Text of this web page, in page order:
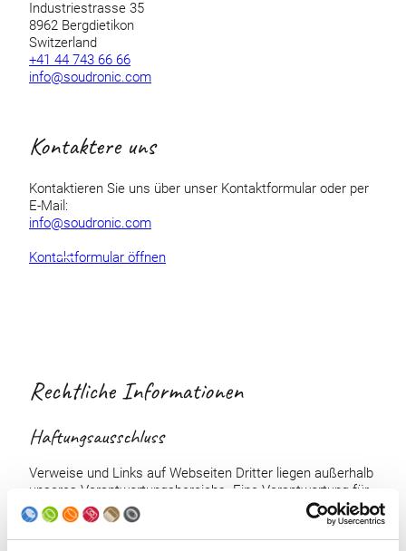
Industriestrasse 35
8962 Bergdietikon
Switzerland
+41 44 743 66 66
info@soudronic.com
Kontaktere uns
Kontaktieren Sie uns über unser Kontaktformular oder per
E-Mail:
info@soudronic.com
Kontaktformular öffnen
Rechtliche Informationen
Haftungsausschluss
Verweise und Links auf Webseiten Dritter liegen außerhalb
unseres Verantwortungsbereichs. Eine Verantwortung für
solche Webseiten wird abgelehnt. Der Zugriff und die
Nutzung erfolgen auf eigene Gefahr der Nutzerinnen und
Nutzer.